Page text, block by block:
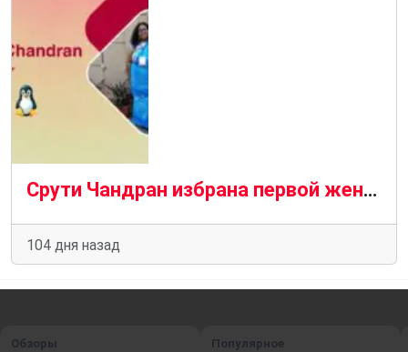
Срути Чандран избрана первой женщиной-руководителем проекта Debian из Индии на 2026 год
104 дня назад
Обзоры Популярное